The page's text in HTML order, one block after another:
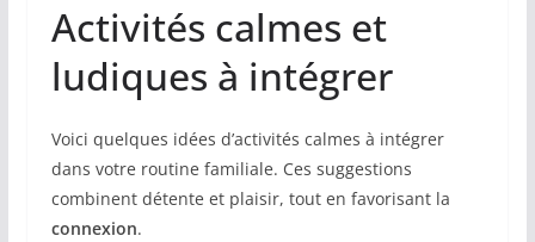
Activités calmes et
ludiques à intégrer
Voici quelques idées d’activités calmes à intégrer
dans votre routine familiale. Ces suggestions
combinent détente et plaisir, tout en favorisant la
connexion.